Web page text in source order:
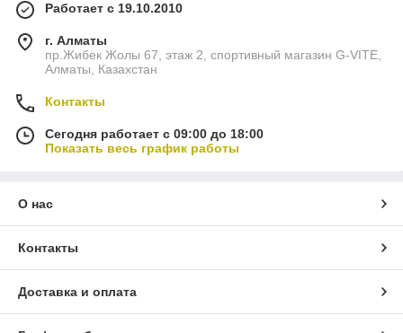
Работает с 19.10.2010
г. Алматы
пр.Жибек Жолы 67, этаж 2, спортивный магазин G-VITE,
Алматы, Казахстан
Контакты
Сегодня работает с 09:00 до 18:00
Показать весь график работы
О нас
Контакты
Доставка и оплата